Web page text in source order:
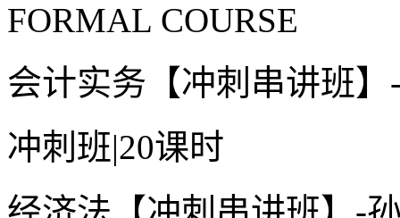
FORMAL COURSE
会计实务【冲刺串讲班
冲刺班|20课时